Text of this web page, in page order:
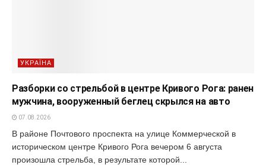
УКРАЇНА
Разборки со стрельбой в центре Кривого Рога: ранен
мужчина, вооруженный беглец скрылся на авто
07.08.2026
В районе Почтового проспекта на улице Коммерческой в
историческом центре Кривого Рога вечером 6 августа
произошла стрельба, в результате которой...